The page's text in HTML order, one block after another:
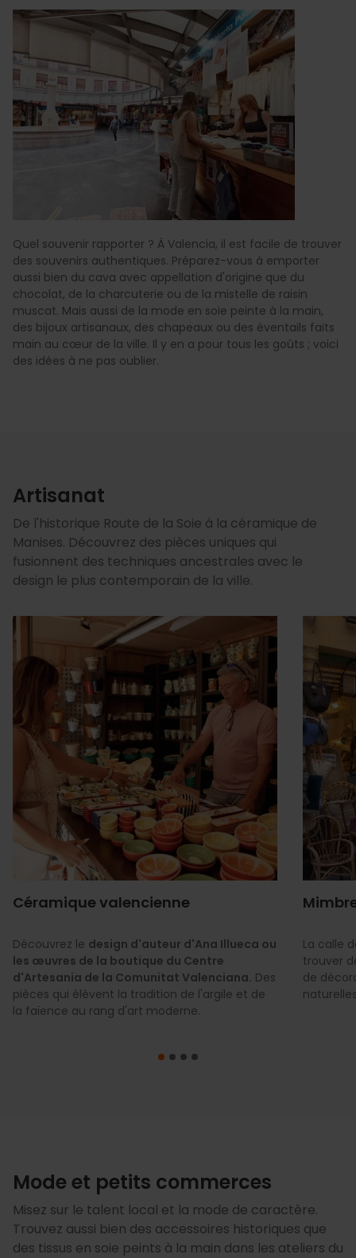
Quel souvenir rapporter ? À Valencia, il est facile de trouver
des souvenirs authentiques. Préparez-vous à emporter
aussi bien du cava avec appellation d'origine que du
chocolat, de la charcuterie ou de la mistelle de raisin
muscat. Mais aussi de la mode en soie peinte à la main,
des bijoux artisanaux, des chapeaux ou des éventails faits
main au cœur de la ville. Il y en a pour tous les goûts ; voici
des idées à ne pas oublier.
Artisanat
De l'historique Route de la Soie à la céramique de
Manises. Découvrez des pièces uniques qui
fusionnent des techniques ancestrales avec le
design le plus contemporain de la ville.
Céramique valencienne
Découvrez le design d'auteur d'Ana Illueca ou
les œuvres de la boutique du Centre
d'Artesania de la Comunitat Valenciana. Des
pièces qui élèvent la tradition de l'argile et de
la faïence au rang d'art moderne.
La calle
trouver
de
Mode et petits commerces
Misez sur le talent local et la mode de caractère.
Trouvez aussi bien des accessoires historiques que
des tissus en soie peints à la main dans les ateliers du